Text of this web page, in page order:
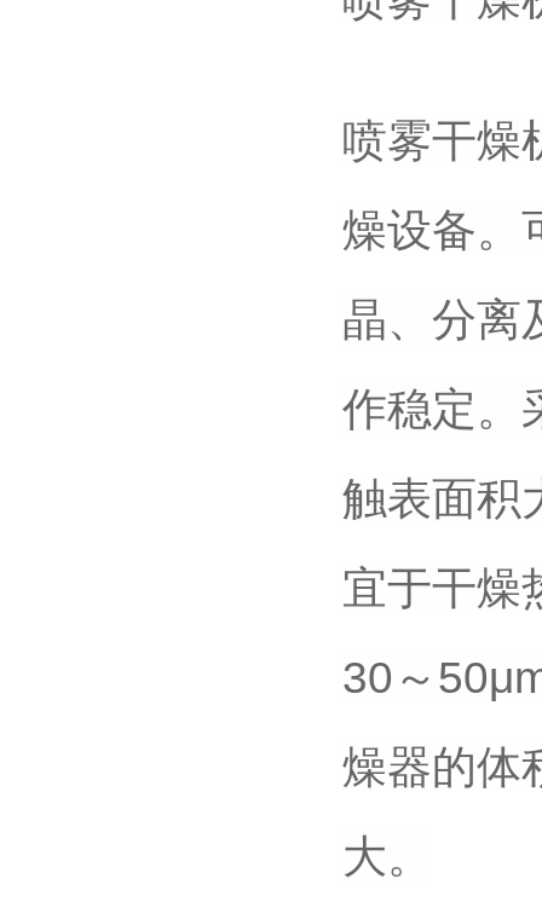
喷雾干燥
燥设备。
晶、分离
作稳定。
触表面积
宜于干燥
30～
燥器的体
大。